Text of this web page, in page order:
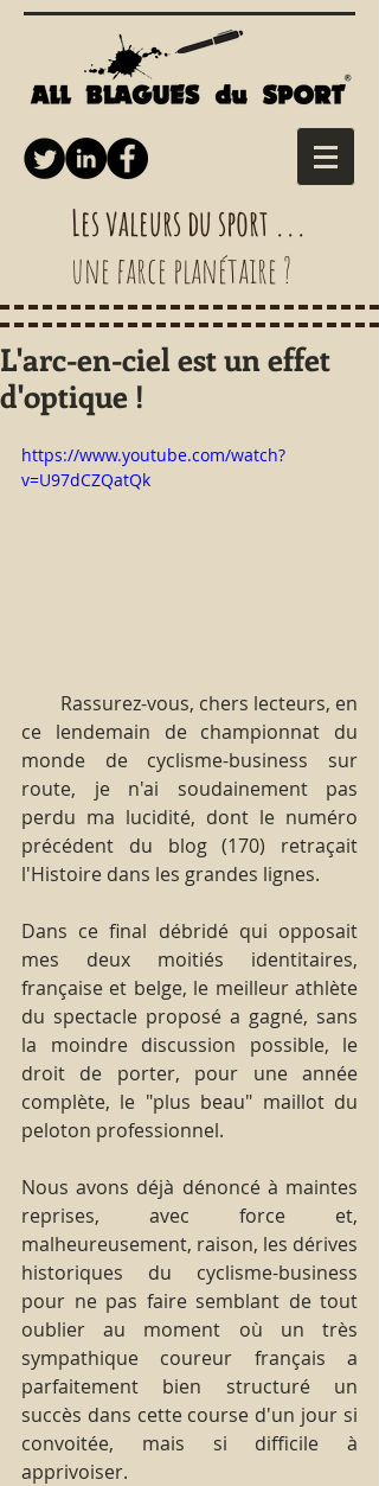
Les valeurs du sport ...
une farce planétaire ?
L'arc-en-ciel est un effet
d'optique !
https://www.youtube.com/watch?
v=U97dCZQatQk
ce lendemain de championnat du
monde de cyclisme-business sur
route, je n'ai soudainement pas
perdu ma lucidité, dont le numéro
précédent du blog (170) retraçait
l'Histoire dans les grandes lignes.
Dans ce final débridé qui opposait
mes deux moitiés identitaires,
française et belge, le meilleur athlète
du spectacle proposé a gagné, sans
la moindre discussion possible, le
droit de porter, pour une année
complète, le "plus beau" maillot du
peloton professionnel.
Nous avons déjà dénoncé à maintes
reprises, avec force et,
malheureusement, raison, les dérives
historiques du cyclisme-business
pour ne pas faire semblant de tout
oublier au moment où un très
sympathique coureur français a
parfaitement bien structuré un
succès dans cette course d'un jour si
convoitée, mais si difficile à
apprivoiser.